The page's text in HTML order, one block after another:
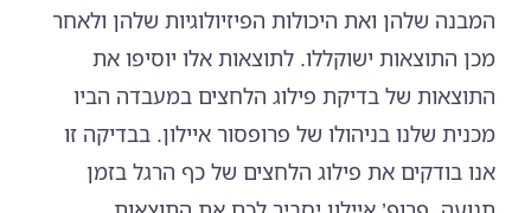
המבנה שלהן ואת היכולות הפיזיולוגיות שלהן ולאחר
מכן התוצאות ישוקללו. לתוצאות אלו יוסיפו את
התוצאות של בדיקת פילוג הלחצים במעבדה הביו
מכנית שלנו בניהולו של פרופסור איילון. בבדיקה זו
אנו בודקים את פילוג הלחצים של כף הרגל בזמן